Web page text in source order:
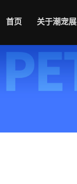
首页 关于潮宠展